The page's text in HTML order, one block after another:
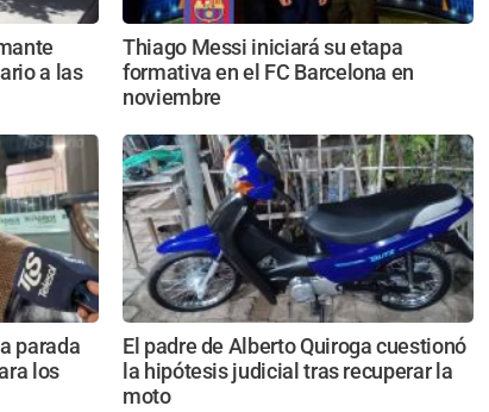
a las
Thiago Messi iniciará su etapa
formativa en el FC Barcelona en
noviembre
parada
los
El padre de Alberto Quiroga cuestionó
la hipótesis judicial tras recuperar la
moto